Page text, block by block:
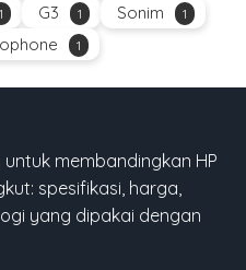
1 G3 1 Sonim 1
1
membandingkan HP
spesifikasi, harga,
yang dipakai dengan